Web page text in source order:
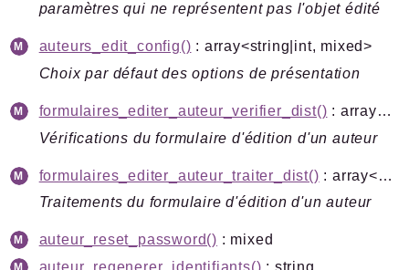
paramètres qui ne représentent pas l'objet édité
auteurs_edit_config() : array<string|int, mixed>
Choix par défaut des options de présentation
formulaires_editer_auteur_verifier_dist()
: array<string|int, mixed>
Vérifications du formulaire d'édition d'un auteur
formulaires_editer_auteur_traiter_dist()
: array<string|int, mixed>
Traitements du formulaire d'édition d'un auteur
auteur_reset_password() : mixed
auteur_regenerer_identifiants() : string